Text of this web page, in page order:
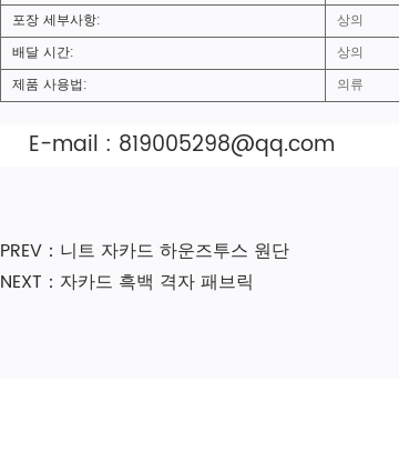
포장 세부사항:
상의
배달 시간:
상의
제품 사용법:
의류
E-mail : 819005298@qq.com
PREV：니트 자카드 하운즈투스 원단
NEXT：자카드 흑백 격자 패브릭